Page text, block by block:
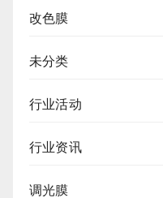
改色膜
未分类
行业活动
行业资讯
调光膜